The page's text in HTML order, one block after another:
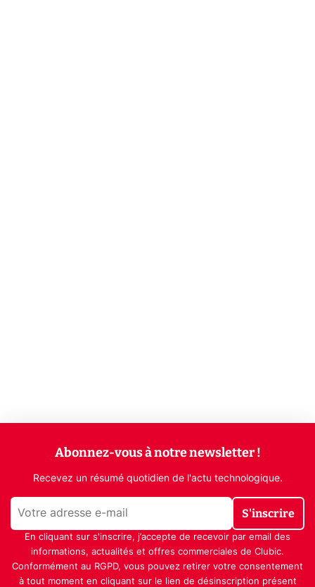
Abonnez-vous à notre newsletter !
Recevez un résumé quotidien de l'actu technologique.
S'inscrire
En cliquant sur s'inscrire, j’accepte de recevoir par email des
informations, actualités et offres commerciales de Clubic.
Conformément au RGPD, vous pouvez retirer votre consentement
à tout moment en cliquant sur le lien de désinscription présent